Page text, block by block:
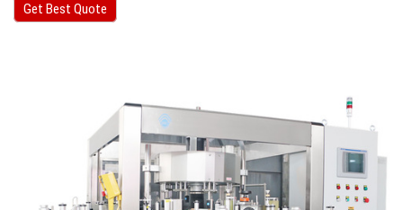
Get Best Quote